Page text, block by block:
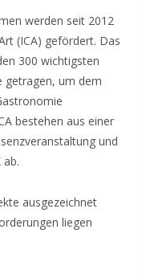
werden seit 2012
(ICA) gefördert. Das
300 wichtigsten
getragen, um dem
bestehen aus einer
und
ausgezeichnet
liegen